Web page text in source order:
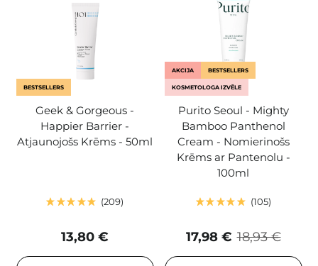
BESTSELLERS
Geek & Gorgeous -
Happier Barrier -
Atjaunojošs Krēms - 50ml
209
13,80 €
AKCIJA BESTSELLERS
KOSMETOLOGA IZVĒLE
Purito Seoul - Mighty
Bamboo Panthenol
Cream - Nomierinošs
Krēms ar Pantenolu -
100ml
105
18,93 €
17,98 €